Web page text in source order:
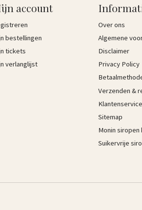
account
bestellingen
tickets
verlanglijst
Over ons
Algemene
Disclaimer
Privacy Policy
Verzenden &
Klantenservice
Sitemap
Monin siropen
Suikervrije